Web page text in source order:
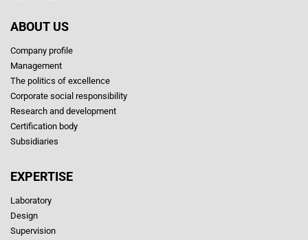
ABOUT US
Company profile
Management
The politics of excellence
Corporate social responsibility
Research and development
Certification body
Subsidiaries
EXPERTISE
Laboratory
Design
Supervision